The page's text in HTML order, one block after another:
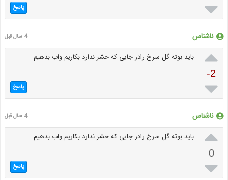
 پاسخ
ناشناس 4 سال قبل

-2

باید بوته گل سرخ رادر جایی که حشر ندارد بکاریم واب بدهیم
پاسخ
ناشناس 4 سال قبل

0

باید بوته گل سرخ رادر جایی که حشر ندارد بکاریم واب بدهیم
پاسخ